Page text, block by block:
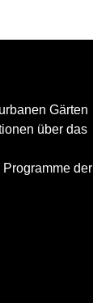
Gärten
über das
der